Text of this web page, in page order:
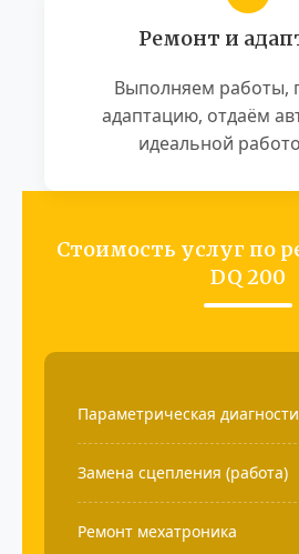
Ремонт и
Выполняем работы,
адаптацию, отдаём
идеальной
Стоимость услуг по
DQ 200
Параметрическая
Замена сцепления (работа)
Ремонт мехатроника